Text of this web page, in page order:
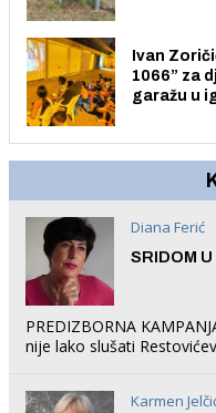
Ivan
1066” za
garažu u
Diana Ferić
SRIDOM U
PREDIZBORNA
nije lako slušati
Karmen